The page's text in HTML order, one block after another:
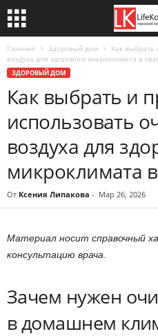
Главная Здоровый дом
Как выбрать
воздуха для здорового микроклимата в
ЗДОРОВЫЙ ДОМ
Как выбрать и
использовать
воздуха для
микроклимата
От Ксения Липакова - Мар 26, 2026
Материал носит справочный
консультацию врача.
Зачем нужен
в домашнем